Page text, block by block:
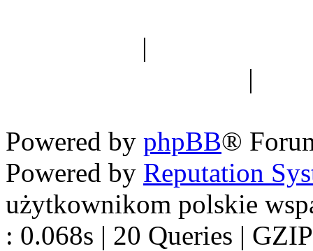
|
|
Powered by phpBB®
Powered by Reputation
użytkownikom polskie
: 0.068s | 20 Queries |